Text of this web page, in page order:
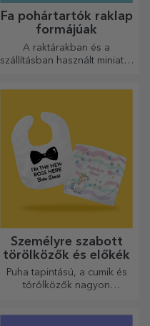
Fa pohártartók raklap
formájúak
A raktárakban és a
szállításban használt miniatűr
Személyre szabott
törölközők és előkék
Puha tapintású, a cumik és
törölközők nagyon